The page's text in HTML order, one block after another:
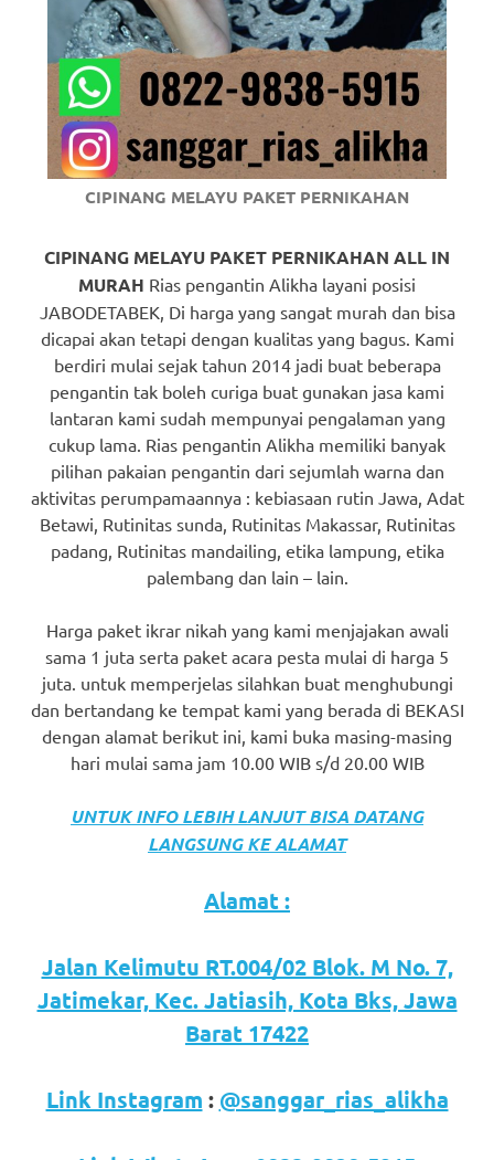
these
guys
comment
here
replica
watches.
favorite
replica
Hours
Online
replica
rolex.
Here
loanswatches.com.
80%
Discount
CIPINANG MELAYU PAKET PERNIKAHAN
CIPINANG MELAYU PAKET PERNIKAHAN ALL IN
MURAH Rias pengantin Alikha layani posisi
JABODETABEK, Di harga yang sangat murah dan bisa
dicapai akan tetapi dengan kualitas yang bagus. Kami
berdiri mulai sejak tahun 2014 jadi buat beberapa
pengantin tak boleh curiga buat gunakan jasa kami
lantaran kami sudah mempunyai pengalaman yang
cukup lama. Rias pengantin Alikha memiliki banyak
pilihan pakaian pengantin dari sejumlah warna dan
aktivitas perumpamaannya : kebiasaan rutin Jawa, Adat
Betawi, Rutinitas sunda, Rutinitas Makassar, Rutinitas
padang, Rutinitas mandailing, etika lampung, etika
palembang dan lain – lain.
Harga paket ikrar nikah yang kami menjajakan awali
sama 1 juta serta paket acara pesta mulai di harga 5
juta. untuk memperjelas silahkan buat menghubungi
dan bertandang ke tempat kami yang berada di BEKASI
dengan alamat berikut ini, kami buka masing-masing
hari mulai sama jam 10.00 WIB s/d 20.00 WIB
UNTUK INFO LEBIH LANJUT BISA DATANG
LANGSUNG KE ALAMAT
Alamat :
Jalan Kelimutu RT.004/02 Blok. M No. 7,
Jatimekar, Kec. Jatiasih, Kota Bks, Jawa
Barat 17422
Link Instagram : @sanggar_rias_alikha